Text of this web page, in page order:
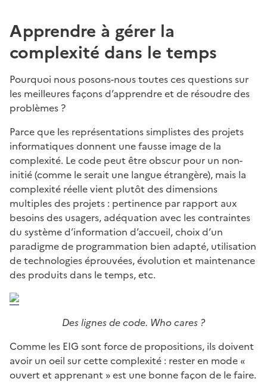
Apprendre à gérer la
complexité dans le temps
Pourquoi nous posons-nous toutes ces questions sur
les meilleures façons d’apprendre et de résoudre des
problèmes ?
Parce que les représentations simplistes des projets
informatiques donnent une fausse image de la
complexité. Le code peut être obscur pour un non-
initié (comme le serait une langue étrangère), mais la
complexité réelle vient plutôt des dimensions
multiples des projets : pertinence par rapport aux
besoins des usagers, adéquation avec les contraintes
du système d’information d’accueil, choix d’un
paradigme de programmation bien adapté, utilisation
de technologies éprouvées, évolution et maintenance
des produits dans le temps, etc.
Des lignes de code. Who cares ?
Comme les EIG sont force de propositions, ils doivent
avoir un oeil sur cette complexité : rester en mode «
ouvert et apprenant » est une bonne façon de le faire.